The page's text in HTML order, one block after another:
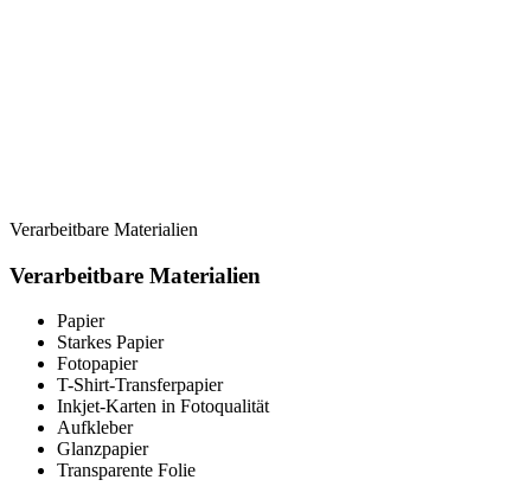
Verarbeitbare Materialien
Verarbeitbare Materialien
Papier
Starkes Papier
Fotopapier
T-Shirt-Transferpapier
Inkjet-Karten in Fotoqualität
Aufkleber
Glanzpapier
Transparente Folie